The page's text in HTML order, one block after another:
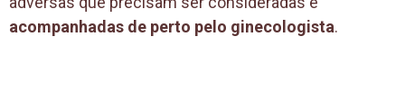
acompanhadas de perto pelo ginecologista.